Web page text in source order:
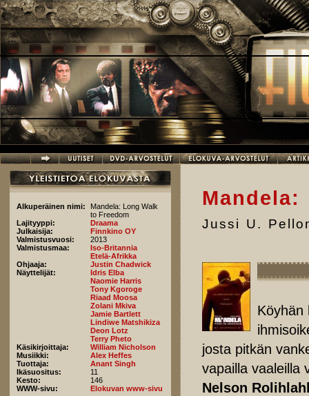
Hyppää pääsisältöön
Alkuperäinen nimi:
Mandela: Long Walk
to Freedom
Lajityyppi:
Draama
Julkaisija:
Finnkino OY
Valmistusvuosi:
2013
Valmistusmaa:
Iso-Britannia
Etelä-Afrikka
Ohjaaja:
Justin Chadwick
Näyttelijät:
Idris Elba
Naomie Harris
Tony Kgoroge
Riaad Moosa
Zolani Mkiva
Jamie Bartlett
Lindiwe Matshikiza
Deon Lotz
Terry Pheto
Käsikirjoittaja:
William Nicholson
Musiikki:
Alex Heffes
Tuottaja:
Anant Singh
Ikäsuositus:
11
Kesto:
146
WWW-sivu:
Elokuvan www-sivu
Jussi U.
Köyhän
josta pitkän
vapailla vaaleilla
Nelson